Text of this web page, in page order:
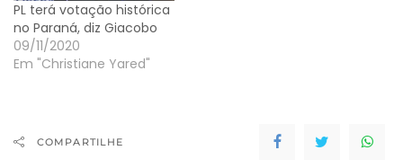
PL terá votação histórica
no Paraná, diz Giacobo
09/11/2020
Em "Christiane Yared"
COMPARTILHE